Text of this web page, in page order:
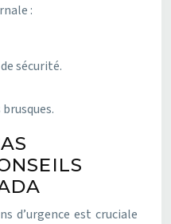
:
sécurité.
d’urgence est cruciale